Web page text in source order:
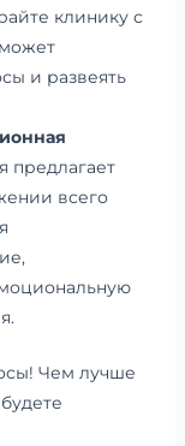
клинику с
и развеять
предлагает
всего
Чем лучше